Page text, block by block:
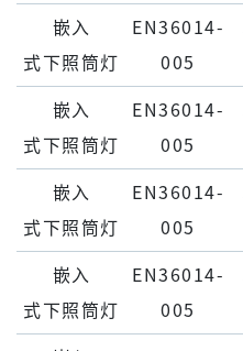
嵌⼊
式下照筒灯
EN36014-
005
嵌⼊
式下照筒灯
EN36014-
005
嵌⼊
式下照筒灯
EN36014-
005
嵌⼊
式下照筒灯
EN36014-
005